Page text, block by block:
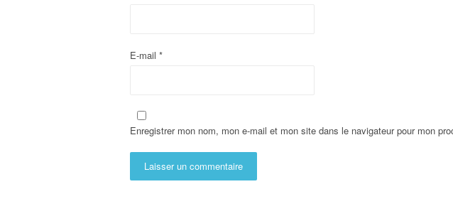
E-mail *
Enregistrer mon nom, mon e-mail et mon site dans le navigateur pour mon